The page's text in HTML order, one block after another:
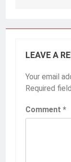
LEAVE A
Your email
Required
Comment *